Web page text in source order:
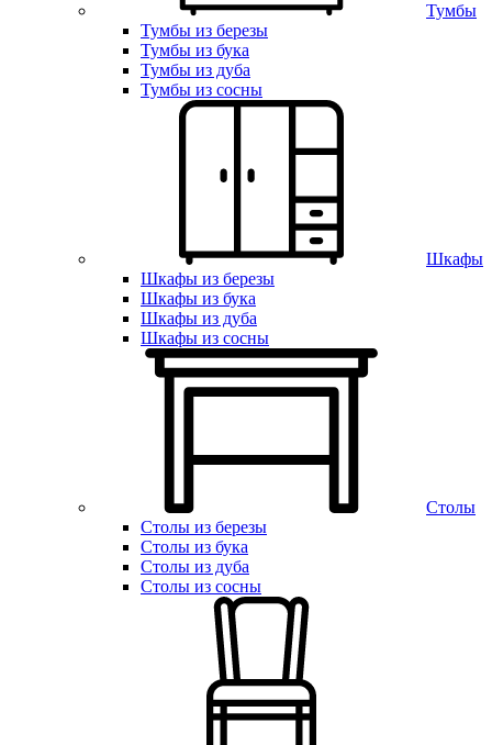
Тумбы
Тумбы из березы
Тумбы из бука
Тумбы из дуба
Тумбы из сосны
Шкафы
Шкафы из березы
Шкафы из бука
Шкафы из дуба
Шкафы из сосны
Столы
Столы из березы
Столы из бука
Столы из дуба
Столы из сосны